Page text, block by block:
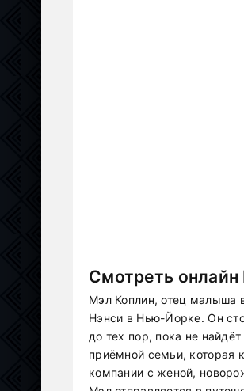
Смотреть
Мэл Коплин, отец малыша
Нэнси в Нью-Йорке. Он
до тех пор, пока не
приёмной семьи, которая
компании с женой,